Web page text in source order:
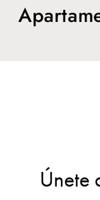
Únete